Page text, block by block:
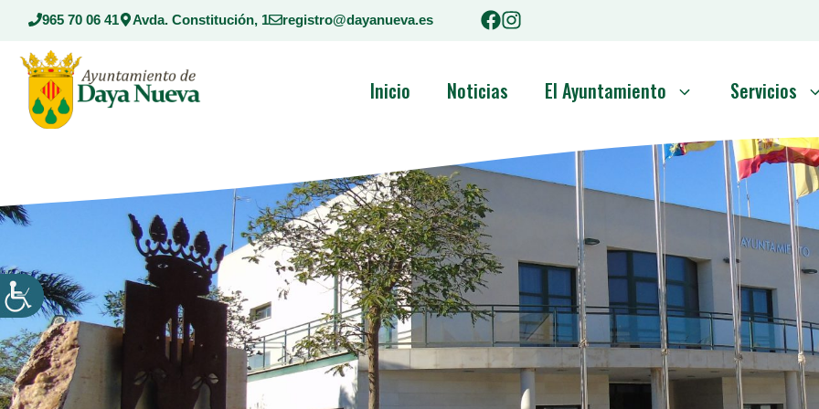
Saltar
contenido
965 70 06 41 Avda. Constitución, 1 registro@dayanueva.es
Inicio Noticias El Ayuntamiento Servicios